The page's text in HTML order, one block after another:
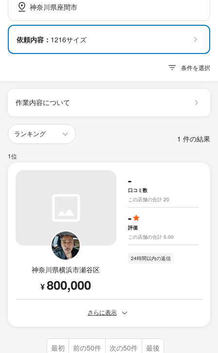
神奈川県座間市
依頼内容： 1216サイズ
条件を選択
作業内容について
1 件の結果
1位
神奈川県横浜市瀬谷区
¥800,000
-
口コミ数
この店舗の合計 20
-
評価
この店舗の合計 5.00
24時間以内の返信
さらに表示
最初 前の50件 次の50件 最後